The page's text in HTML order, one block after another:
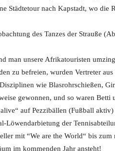
Städtetour nach Kapstadt, wo die
des Tanzes der Strauße
man unsere Afrikatouristen
zu befreien, wurden Vertreter
wie Blasrohrschießen,
gewonnen, und so waren
auf Pezzibällen (Fußball
Löwendarbietung der
mit “We are the World“ bis
im kommenden Jahr ansteht!